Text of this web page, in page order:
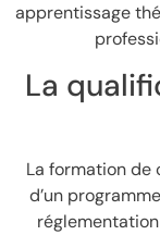
apprentissage
La
La formation de
d’un